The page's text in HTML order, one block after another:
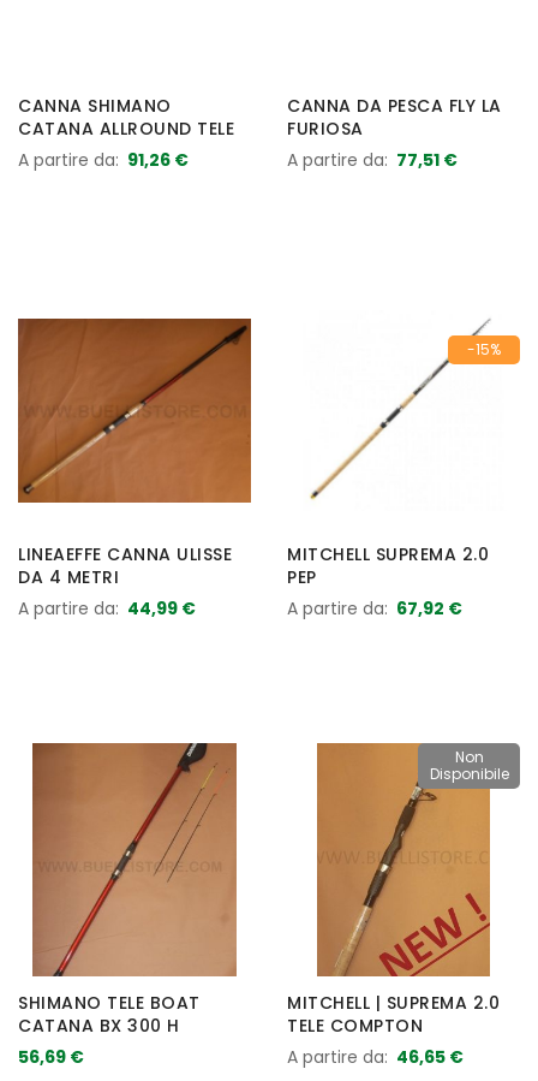
CANNA SHIMANO
CATANA ALLROUND TELE
A partire da 91,26 €
CANNA DA PESCA FLY LA
FURIOSA
A partire da 77,51 €
LINEAEFFE CANNA ULISSE
DA 4 METRI
A partire da 44,99 €
-15%
MITCHELL SUPREMA 2.0
PEP
A partire da 67,92 €
SHIMANO TELE BOAT
CATANA BX 300 H
56,69 €
Non
Disponibile
MITCHELL | SUPREMA 2.0
TELE COMPTON
A partire da 46,65 €